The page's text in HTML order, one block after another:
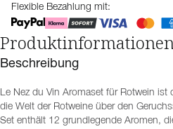
Flexible Bezahlung mit:
Beschreibung
Le Nez du Vin Aromaset für Rotwein ist
die Welt der Rotweine über den
Set enthält 12 grundlegende Aromen,